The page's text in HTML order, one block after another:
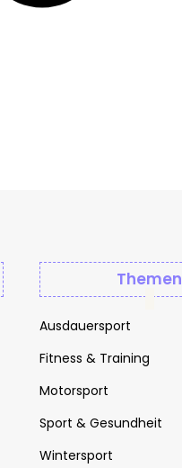
Themen
Ausdauersport
Fitness & Training
Motorsport
Sport & Gesundheit
Wintersport